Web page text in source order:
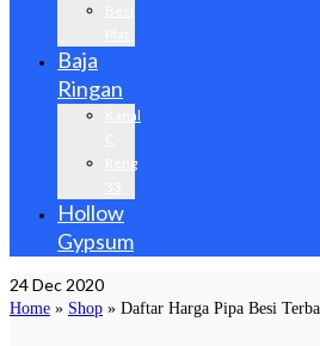
Baja
Ringan
Kanal
Reng
Hollow
Gypsum
24Dec 2020
Home » Shop » Daftar Harga Pipa Besi